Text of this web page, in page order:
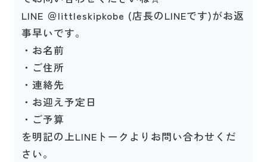
LINE ＠littleskipkobe (店長のLINEです)がお返
事早いです。
・お名前
・ご住所
・連絡先
・お迎え予定日
・ご予算
を明記の上LINEトークよりお問い合わせくだ
さい。